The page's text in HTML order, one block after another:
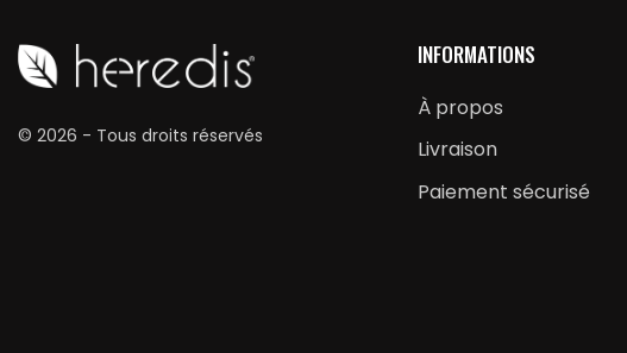
© 2026 - Tous droits réservés
INFORMATIONS
À propos
Livraison
Paiement sécurisé